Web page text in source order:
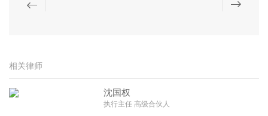
相关律师
沈国权
执行主任 高级合伙人